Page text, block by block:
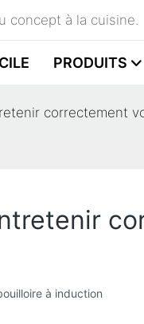
concept à la cuisine.
PRODUITS
correctement
à induction